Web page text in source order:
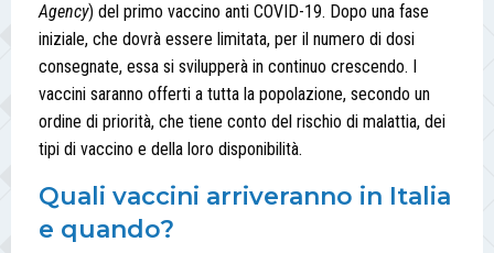
Agency) del primo vaccino anti COVID-19. Dopo una fase
iniziale, che dovrà essere limitata, per il numero di dosi
consegnate, essa si svilupperà in continuo crescendo. I
vaccini saranno offerti a tutta la popolazione, secondo un
ordine di priorità, che tiene conto del rischio di malattia, dei
tipi di vaccino e della loro disponibilità.
Quali vaccini arriveranno in Italia
e quando?